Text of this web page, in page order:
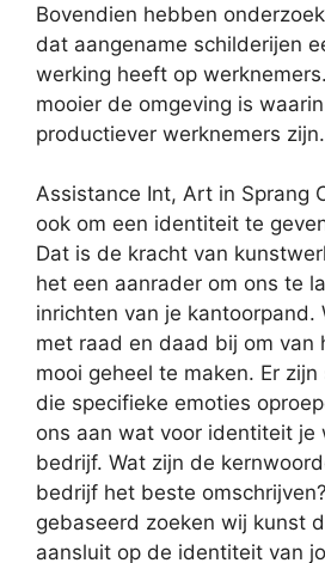
Bovendien hebben
dat aangename schilderijen
werking heeft op
mooier de omgeving is
productiever werknemers zijn.
Assistance Int, Art in Sprang
ook om een identiteit te
Dat is de kracht van
het een aanrader om ons te
inrichten van je kantoorpand.
met raad en daad bij om van
mooi geheel te maken. Er
die specifieke emoties
ons aan wat voor identiteit je
bedrijf. Wat zijn de
bedrijf het beste
gebaseerd zoeken wij kunst
aansluit op de identiteit van